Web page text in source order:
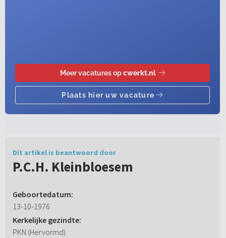
Dit artikel is beantwoord door
P.C.H. Kleinbloesem
Geboortedatum:
13-10-1976
Kerkelijke gezindte:
PKN (Hervormd)